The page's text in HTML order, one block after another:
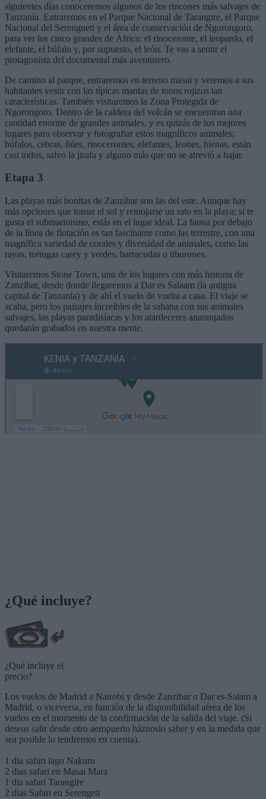
siguientes días conoceremos algunos de los rincones más salvajes de
Tanzania. Entraremos en el Parque Nacional de Tarangire, el Parque
Nacional del Serengueti y el área de conservación de Ngorongoro,
para ver los cinco grandes de África: el rinoceronte, el leopardo, el
elefante, el búfalo y, por supuesto, el león. Te vas a sentir el
protagonista del documental más aventurero.
De camino al parque, entraremos en terreno masai y veremos a sus
habitantes vestir con las típicas mantas de tonos rojizos tan
características. También visitaremos la Zona Protegida de
Ngorongoro. Dentro de la caldera del volcán se encuentran una
cantidad enorme de grandes animales, y es quizás de los mejores
lugares para observar y fotografiar estos magníficos animales:
búfalos, cebras, ñúes, rinocerontes, elefantes, leones, hienas, están
casi todos, salvo la jirafa y alguno más que no se atrevió a bajar.
Etapa 3
Las playas más bonitas de Zanzíbar son las del este. Aunque hay
más opciones que tomar el sol y remojarse un rato en la playa; si te
gusta el submarinismo, estás en el lugar ideal. La fauna por debajo
de la línea de flotación es tan fascinante como las terrestre, con una
magnífica variedad de corales y diversidad de animales, como las
rayas, tortugas carey y verdes, barracudas o tiburones.
Visitaremos Stone Town, uno de los lugares con más historia de
Zanzíbar, desde donde llegaremos a Dar es Salaam (la antigua
capital de Tanzania) y de ahí el vuelo de vuelta a casa. El viaje se
acaba, pero los paisajes increíbles de la sabana con sus animales
salvajes, las playas paradisíacas y los atardeceres anaranjados
quedarán grabados en nuestra mente.
¿Qué incluye?
¿Qué incluye el
precio?
Los vuelos de Madrid a Nairobi y desde Zanzibar o Dar es-Salam a
Madrid, o viceversa, en función de la disponibilidad aérea de los
vuelos en el momento de la confirmación de la salida del viaje. (Si
deseas salir desde otro aeropuerto háznoslo saber y en la medida que
sea posible lo tendremos en cuenta).
1 dia safari lago Nakuru
2 dias safari en Masai Mara
1 dia safari Tarangire
2 dias Safari en Serengeti